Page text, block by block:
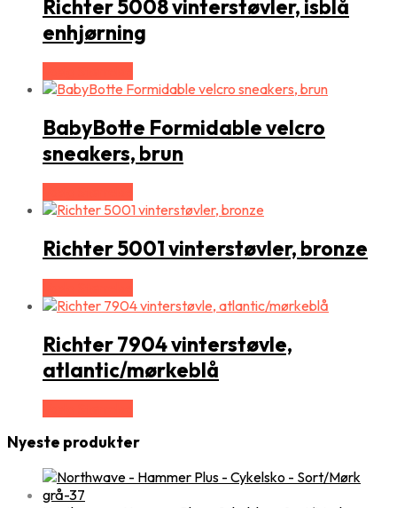
Richter 5008 vinterstøvler, isblå
enhjørning
BabyBotte Formidable velcro
sneakers, brun
Richter 5001 vinterstøvler, bronze
Richter 7904 vinterstøvle,
atlantic/mørkeblå
Nyeste produkter